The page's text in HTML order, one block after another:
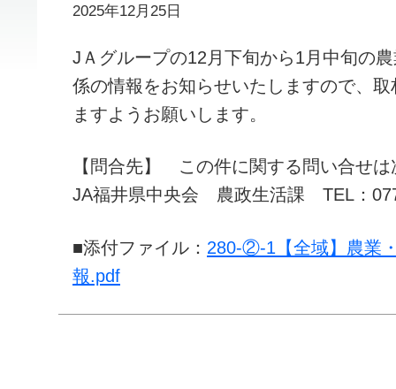
2025年12月25日
JＡグループの12月下旬から1月中旬の
係の情報をお知らせいたしますので、
ますようお願いします。
【問合先】 この件に関する問い合せは
JA福井県中央会 農政生活課 TEL：
■添付ファイル： 280-②-1【全域】農業
報.pdf